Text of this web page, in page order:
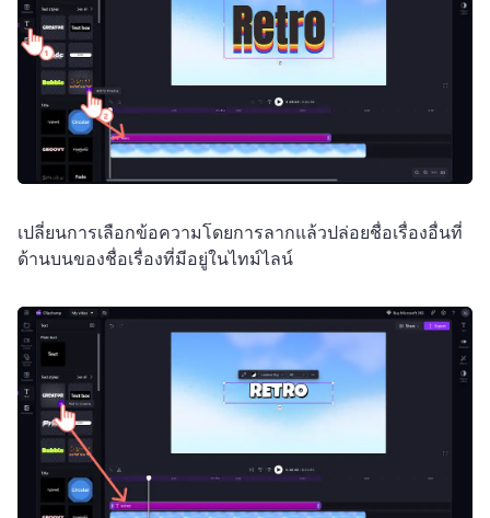
เปลี่ยนการเลือกข้อความโดยการลากแล้วปล่อยชื่อเรื่องอื่นที่
ด้านบนของชื่อเรื่องที่มีอยู่ในไทม์ไลน์